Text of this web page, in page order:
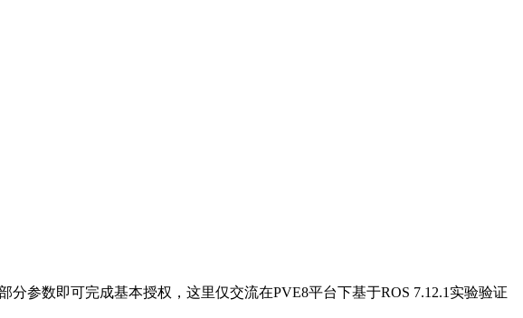
参数即可完成基本授权，这里仅交流在PVE8平台下基于ROS 7.12.1实验验证